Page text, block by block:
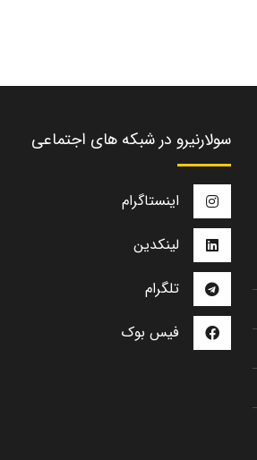
سولارنیرو در شبکه های اجتماعی
اینستاگرام
لینکدین
تلگرام
فیس بوک